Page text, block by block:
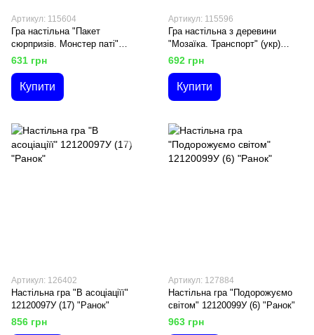
Артикул: 115604
Гра настільна "Пакет
сюрпризів. Монстер паті"
VT8080-03 (10) "Vladi Toys"
631 грн
Купити
Артикул: 115596
Гра настільна з деревини
"Мозаїка. Транспорт" (укр)
ZB2002-06 (6) "Vladi Toys"
692 грн
Купити
Артикул: 126402
Настільна гра "В асоціаціїї"
12120097У (17) "Ранок"
856 грн
Артикул: 127884
Настільна гра "Подорожуємо
світом" 12120099У (6) "Ранок"
963 грн